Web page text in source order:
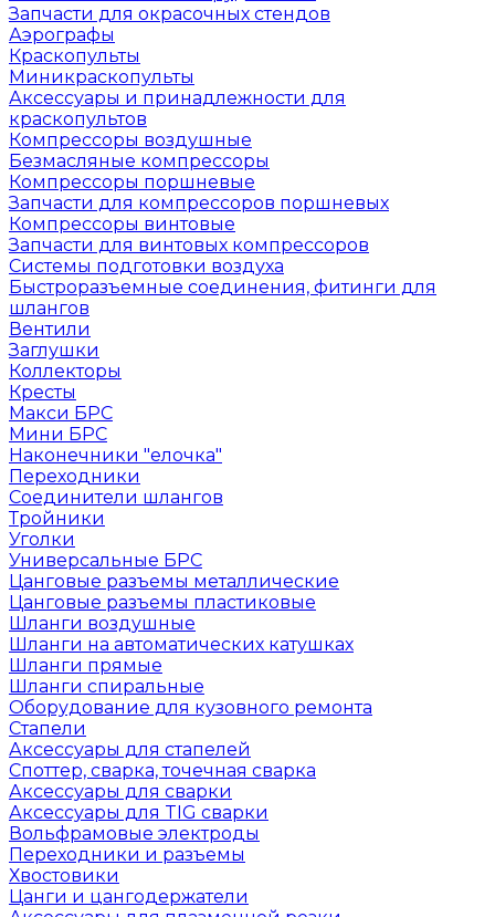
Запчасти для окрасочных стендов
Аэрографы
Краскопульты
Миникраскопульты
Аксессуары и принадлежности для
краскопультов
Компрессоры воздушные
Безмасляные компрессоры
Компрессоры поршневые
Запчасти для компрессоров поршневых
Компрессоры винтовые
Запчасти для винтовых компрессоров
Системы подготовки воздуха
Быстроразъемные соединения, фитинги для
шлангов
Вентили
Заглушки
Коллекторы
Кресты
Макси БРС
Мини БРС
Наконечники "елочка"
Переходники
Соединители шлангов
Тройники
Уголки
Универсальные БРС
Цанговые разъемы металлические
Цанговые разъемы пластиковые
Шланги воздушные
Шланги на автоматических катушках
Шланги прямые
Шланги спиральные
Оборудование для кузовного ремонта
Стапели
Аксессуары для стапелей
Споттер, сварка, точечная сварка
Аксессуары для сварки
Аксессуары для TIG сварки
Вольфрамовые электроды
Переходники и разъемы
Хвостовики
Цанги и цангодержатели